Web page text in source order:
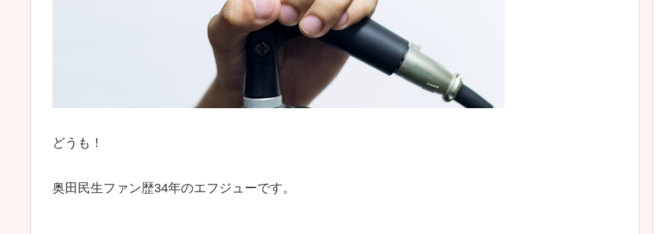
どうも！
奥田民生ファン歴34年のエフジューです。